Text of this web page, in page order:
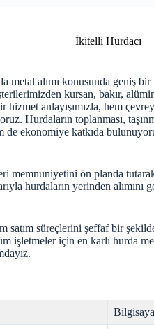
İkitelli Hurdacı
metal alımı konusunda geniş
kursan, bakır,
anlayışımızla, hem
Hurdaların toplanması,
de ekonomiye katkıda
memnuniyetini ön planda
hurdaların yerinden alımını
satım süreçlerini şeffaf bir
işletmeler için en karlı hurda